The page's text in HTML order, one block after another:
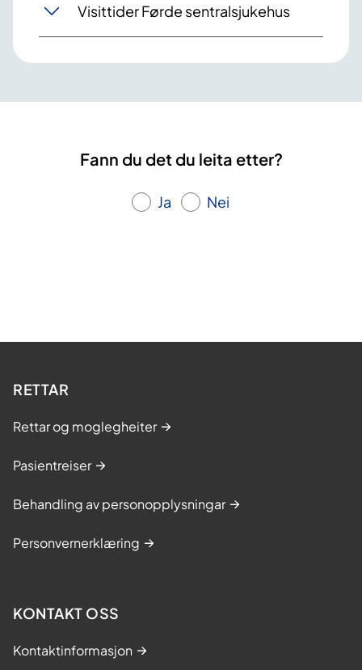
Visittider Førde sentralsjukehus
Fann du det du leita etter?
Ja Nei
RETTAR
Rettar og moglegheiter
Pasientreiser
Behandling av personopplysningar
Personvernerklæring
KONTAKT OSS
Kontaktinformasjon